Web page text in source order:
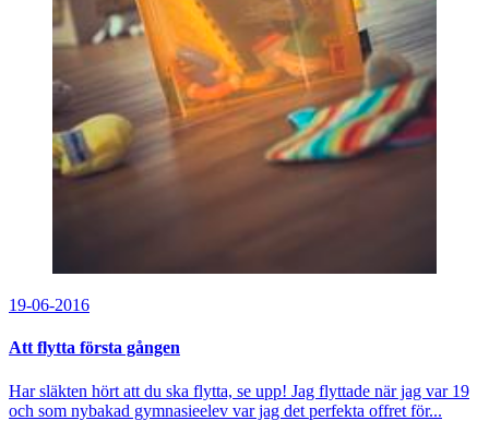
19-06-2016
Att flytta första gången
Har släkten hört att du ska flytta, se upp! Jag flyttade när jag var 19
och som nybakad gymnasieelev var jag det perfekta offret för...